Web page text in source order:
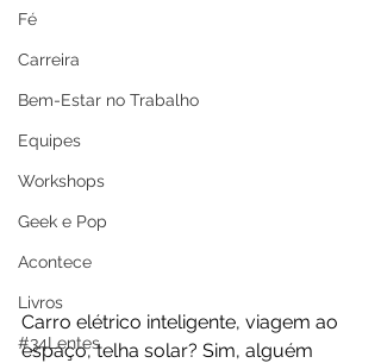
Fé
Carreira
Bem-Estar no Trabalho
Equipes
Workshops
Geek e Pop
Acontece
Livros
#34Lentes
Carro elétrico inteligente, viagem ao
espaço, telha solar? Sim, alguém